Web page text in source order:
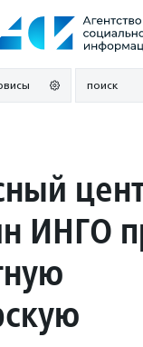
поиск
ИНГО